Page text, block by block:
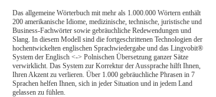
Das allgemeine Wörterbuch mit mehr als 1.000.000 Wörtern enthält
200 amerikanische Idiome, medizinische, technische, juristische und
Business-Fachwörter sowie gebräuchliche Redewendungen und
Slang. In diesem Modell sind die fortgeschrittenen Technologien der
hochentwickelten englischen Sprachwiedergabe und das Lingvobit®
System der Englisch <-> Polnischen Übersetzung ganzer Sätze
verwirklicht. Das System zur Korrektur der Aussprache hilft Ihnen,
Ihren Akzent zu verlieren. Über 1.000 gebräuchliche Phrasen in 7
Sprachen helfen Ihnen, sich in jeder Situation und in jedem Land
gelassen zu fühlen.